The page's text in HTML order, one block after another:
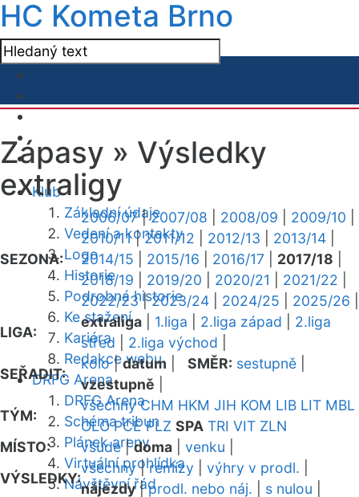
HC Kometa Brno
Klub
Základní údaje
Vedení a kontakty
Logo
Historie
Podrobná historie
Ke stažení
Kariéra
Redakce webu
DRFG Arena
DRFG Arena
Schéma tribun
Plánek areny
Virtuální prohlídka
Návštěvní řád
Zápasy » Výsledky
extraligy
SEZONA:
2006/07|2007/08 2008/09 2009/10
2010/11|2011/12 2012/13 2013/14
2014/15
2015/16 2016/17 2017/18
2018/19
2019/20 2020/21 2021/22
2022/23|2023/24 2024/25 2025/26
LIGA:
extraliga 1.liga 2.liga západ
2.liga
střed
2.liga východ
SEŘADIT:
kolo|datum SMĚR: sestupně
vzestupně
TÝM:
všechny CHM HKM JIH KOM LIB LIT MBL
OLO PCE PLZ SPA TRI VIT ZLN
MÍSTO:
všude|doma venku
VÝSLEDKY:
všechny|remízy výhry v prodl.
nájezdy|prodl. nebo náj. s nulou